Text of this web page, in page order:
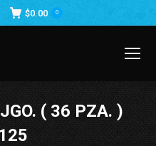
$0.00 0
( 36 PZA. )